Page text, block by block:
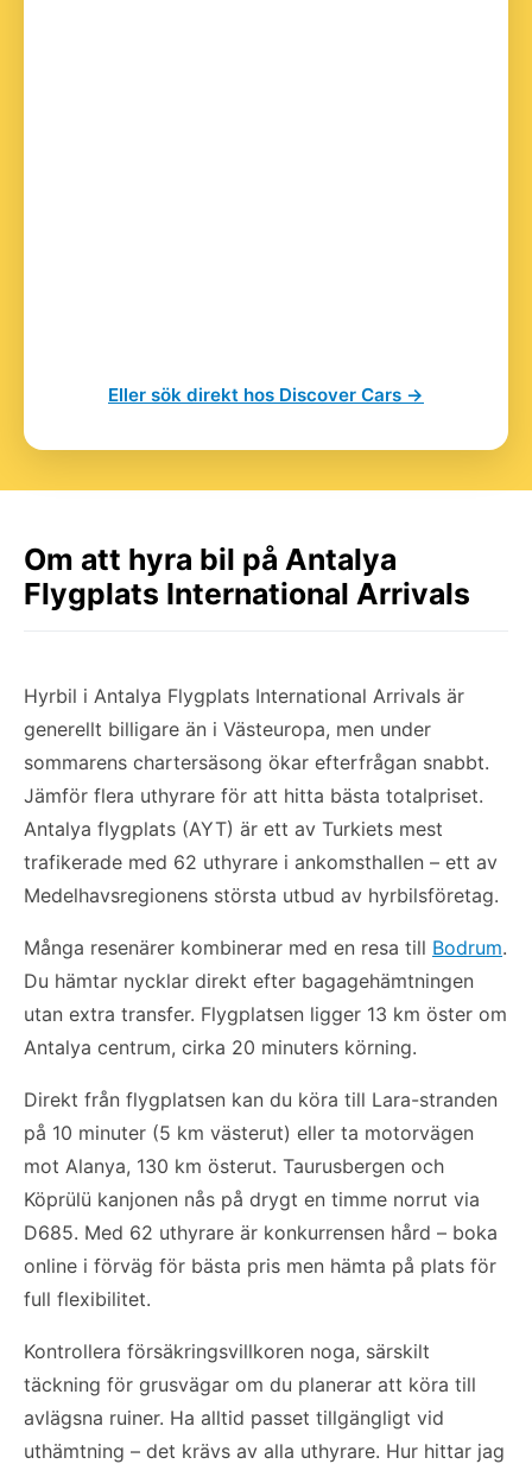
Eller sök direkt hos Discover Cars →
Om att hyra bil på Antalya
Flygplats International Arrivals
Hyrbil i Antalya Flygplats International Arrivals är
generellt billigare än i Västeuropa, men under
sommarens chartersäsong ökar efterfrågan snabbt.
Jämför flera uthyrare för att hitta bästa totalpriset.
Antalya flygplats (AYT) är ett av Turkiets mest
trafikerade med 62 uthyrare i ankomsthallen – ett av
Medelhavsregionens största utbud av hyrbilsföretag.
Många resenärer kombinerar med en resa till Bodrum.
Du hämtar nycklar direkt efter bagagehämtningen
utan extra transfer. Flygplatsen ligger 13 km öster om
Antalya centrum, cirka 20 minuters körning.
Direkt från flygplatsen kan du köra till Lara-stranden
på 10 minuter (5 km västerut) eller ta motorvägen
mot Alanya, 130 km österut. Taurusbergen och
Köprülü kanjonen nås på drygt en timme norrut via
D685. Med 62 uthyrare är konkurrensen hård – boka
online i förväg för bästa pris men hämta på plats för
full flexibilitet.
Kontrollera försäkringsvillkoren noga, särskilt
täckning för grusvägar om du planerar att köra till
avlägsna ruiner. Ha alltid passet tillgängligt vid
uthämtning – det krävs av alla uthyrare. Hur hittar jag